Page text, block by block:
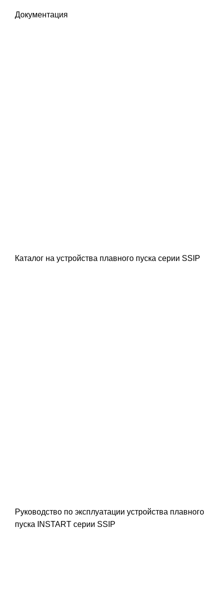
Документация
Каталог на устройства плавного пуска серии SSIP
Руководство по эксплуатации устройства плавного
пуска INSTART серии SSIP